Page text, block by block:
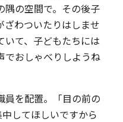
隅の空間で。その後子
ざわついたりはしませ
いて、子どもたちには
でおしゃべりしようね
員を配置。「目の前の
してほしいですから